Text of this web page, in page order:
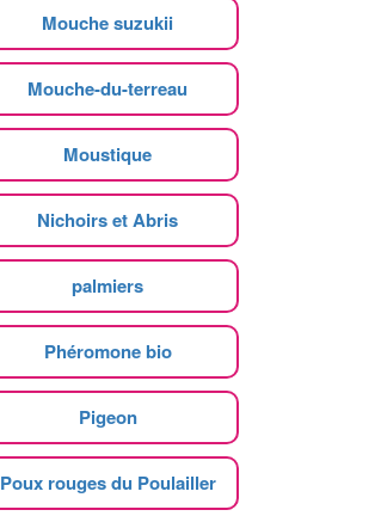
Mouche suzukii
Mouche-du-terreau
Moustique
Nichoirs et Abris
palmiers
Phéromone bio
Pigeon
Poux rouges du Poulailler